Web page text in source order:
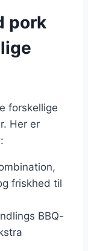
pork
forskellige
Her er
friskhed til
BBQ-